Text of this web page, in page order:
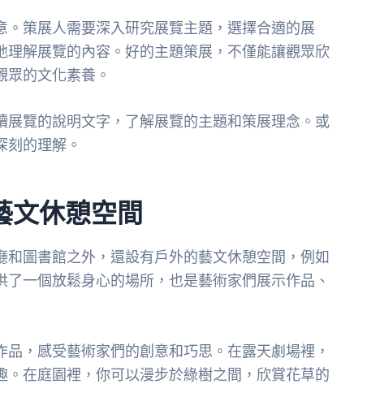
策展人需要深入研究展覽主題，選擇合適的展
解展覽的內容。好的主題策展，不僅能讓觀眾欣
的文化素養。
覽的說明文字，了解展覽的主題和策展理念。或
的理解。
文休憩空間
圖書館之外，還設有戶外的藝文休憩空間，例如
一個放鬆身心的場所，也是藝術家們展示作品、
，感受藝術家們的創意和巧思。在露天劇場裡，
在庭園裡，你可以漫步於綠樹之間，欣賞花草的